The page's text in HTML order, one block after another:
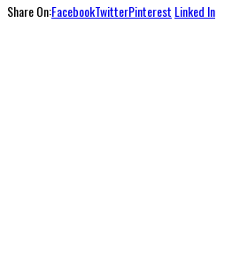
Share On:FacebookTwitterPinterest Linked In